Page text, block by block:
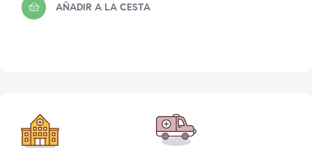
AÑADIR A LA CESTA